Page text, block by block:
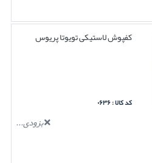
کفپوش لاستیکی تویوتا پریوس
کد کالا : ۰۶۳۶
بزودی...